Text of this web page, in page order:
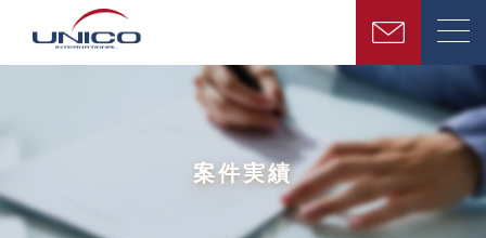
案件実績